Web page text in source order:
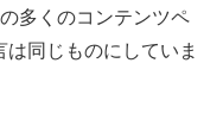
多くのコンテンツペ
は同じものにしていま